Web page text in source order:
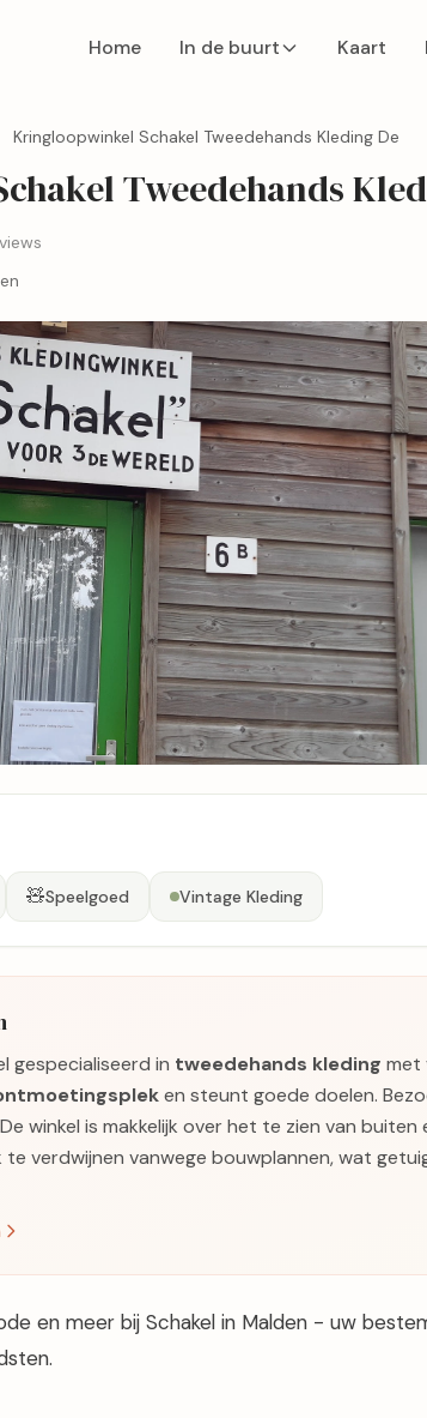
Home In de buurt Kaart
Kringloopwinkel Schakel Tweedehands Kleding De
Tweedehands
🧸Speelgoed Vintage Kleding
gespecialiseerd in tweedehands kleding met
en steunt goede doelen.
winkel is makkelijk over het te zien van
verdwijnen vanwege bouwplannen, wat
en meer bij Schakel in Malden - uw